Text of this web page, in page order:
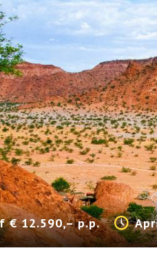
€ 12.590,– p.p.